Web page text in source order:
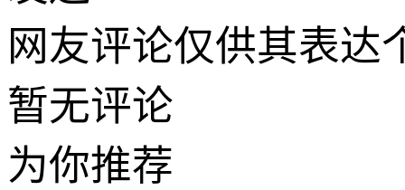
网友评论仅供其表达
暂无评论
为你推荐